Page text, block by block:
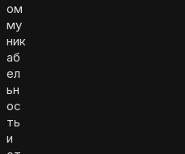
ом
му
ник
аб
ел
ьн
ос
ть
и